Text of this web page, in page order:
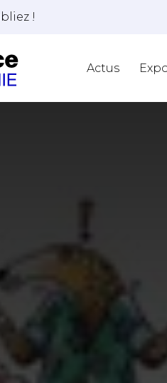
!
Actus